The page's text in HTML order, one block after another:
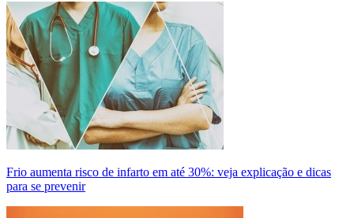
Frio aumenta risco de infarto em até 30%: veja explicação e dicas
para se prevenir